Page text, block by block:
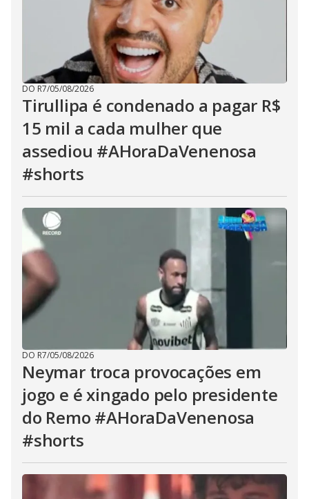
DO R7/05/08/2026
Tirullipa é condenado a pagar R$
15 mil a cada mulher que
assediou #AHoraDaVenenosa
#shorts
DO R7/05/08/2026
Neymar troca provocações em
jogo e é xingado pelo presidente
do Remo #AHoraDaVenenosa
#shorts